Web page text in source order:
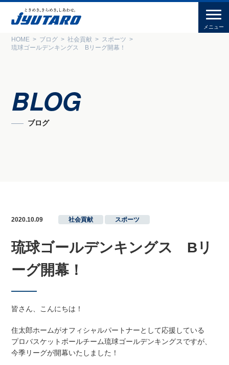
HOME ブログ 社会貢献
スポーツ
琉球ゴールデンキングス Bリーグ開幕！
BLOG
ブログ
2020.10.09 社会貢献 スポーツ
琉球ゴールデンキングス Bリ
ーグ開幕！
皆さん、こんにちは！
住太郎ホームがオフィシャルパートナーとして応援している
プロバスケットボールチーム琉球ゴールデンキングスですが、
今季リーグが開幕いたしました！